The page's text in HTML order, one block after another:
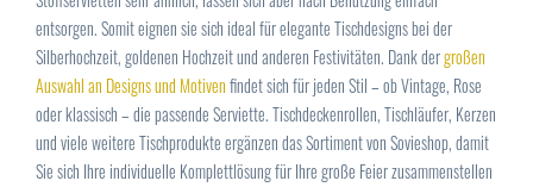
entsorgen. Somit eignen sie sich ideal für elegante Tischdesigns bei der
Silberhochzeit, goldenen Hochzeit und anderen Festivitäten. Dank dergroßen
Auswahl an Designs und Motivenfindet sich für jeden Stil – ob Vintage, Rose
oder klassisch – die passende Serviette. Tischdeckenrollen, Tischläufer, Kerzen
und viele weitere Tischprodukte ergänzen das Sortiment von Sovieshop, damit
Sie sich Ihre individuelle Komplettlösung für Ihre große Feier zusammenstellen